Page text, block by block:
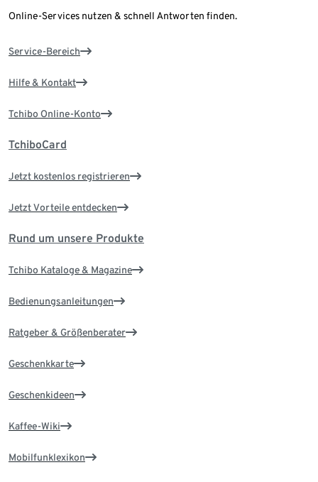
Online-Services nutzen & schnell Antworten finden.
Service-Bereich
Hilfe & Kontakt
Tchibo Online-Konto
TchiboCard
Jetzt kostenlos registrieren
Jetzt Vorteile entdecken
Rund um unsere Produkte
Tchibo Kataloge & Magazine
Bedienungsanleitungen
Ratgeber & Größenberater
Geschenkkarte
Geschenkideen
Kaffee-Wiki
Mobilfunklexikon